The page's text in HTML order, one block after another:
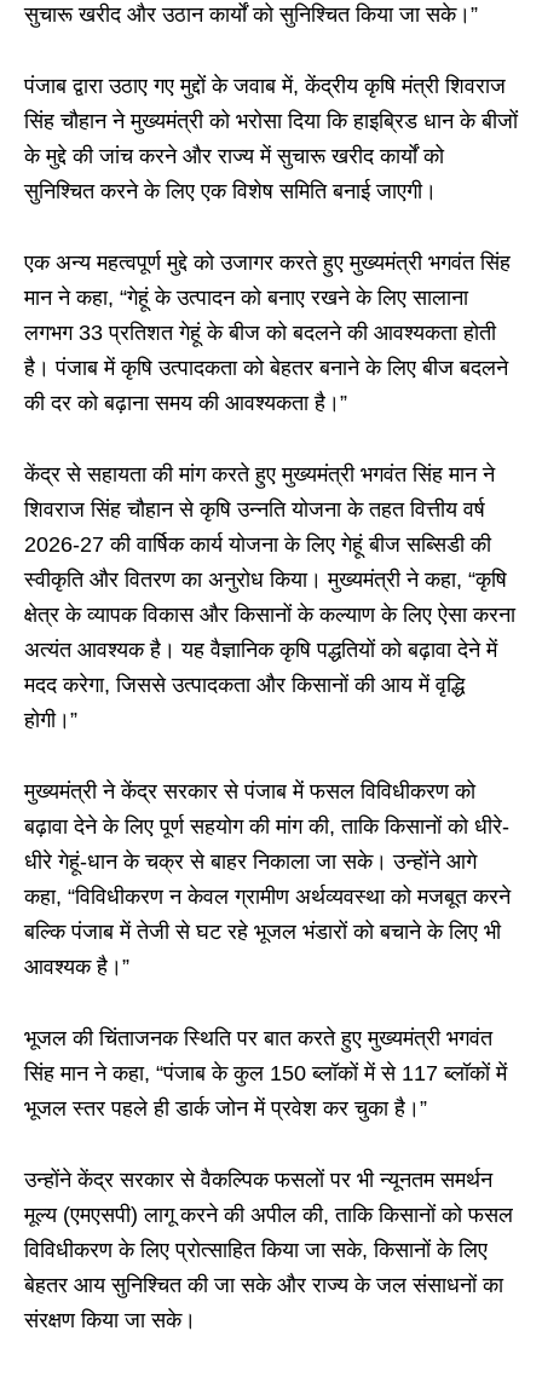
सुचारू खरीद और उठान कार्यों को सुनिश्चित किया जा सके।”
पंजाब द्वारा उठाए गए मुद्दों के जवाब में, केंद्रीय कृषि मंत्री शिवराज
सिंह चौहान ने मुख्यमंत्री को भरोसा दिया कि हाइब्रिड धान के बीजों
के मुद्दे की जांच करने और राज्य में सुचारू खरीद कार्यों को
सुनिश्चित करने के लिए एक विशेष समिति बनाई जाएगी।
एक अन्य महत्वपूर्ण मुद्दे को उजागर करते हुए मुख्यमंत्री भगवंत सिंह
मान ने कहा, “गेहूं के उत्पादन को बनाए रखने के लिए सालाना
लगभग 33 प्रतिशत गेहूं के बीज को बदलने की आवश्यकता होती
है। पंजाब में कृषि उत्पादकता को बेहतर बनाने के लिए बीज बदलने
की दर को बढ़ाना समय की आवश्यकता है।”
केंद्र से सहायता की मांग करते हुए मुख्यमंत्री भगवंत सिंह मान ने
शिवराज सिंह चौहान से कृषि उन्नति योजना के तहत वित्तीय वर्ष
2026-27 की वार्षिक कार्य योजना के लिए गेहूं बीज सब्सिडी की
स्वीकृति और वितरण का अनुरोध किया। मुख्यमंत्री ने कहा, “कृषि
क्षेत्र के व्यापक विकास और किसानों के कल्याण के लिए ऐसा करना
अत्यंत आवश्यक है। यह वैज्ञानिक कृषि पद्धतियों को बढ़ावा देने में
मदद करेगा, जिससे उत्पादकता और किसानों की आय में वृद्धि
होगी।”
मुख्यमंत्री ने केंद्र सरकार से पंजाब में फसल विविधीकरण को
बढ़ावा देने के लिए पूर्ण सहयोग की मांग की, ताकि किसानों को धीरे-
धीरे गेहूं-धान के चक्र से बाहर निकाला जा सके। उन्होंने आगे
कहा, “विविधीकरण न केवल ग्रामीण अर्थव्यवस्था को मजबूत करने
बल्कि पंजाब में तेजी से घट रहे भूजल भंडारों को बचाने के लिए भी
आवश्यक है।”
भूजल की चिंताजनक स्थिति पर बात करते हुए मुख्यमंत्री भगवंत
सिंह मान ने कहा, “पंजाब के कुल 150 ब्लॉकों में से 117 ब्लॉकों में
भूजल स्तर पहले ही डार्क जोन में प्रवेश कर चुका है।”
उन्होंने केंद्र सरकार से वैकल्पिक फसलों पर भी न्यूनतम समर्थन
मूल्य (एमएसपी) लागू करने की अपील की, ताकि किसानों को फसल
विविधीकरण के लिए प्रोत्साहित किया जा सके, किसानों के लिए
बेहतर आय सुनिश्चित की जा सके और राज्य के जल संसाधनों का
संरक्षण किया जा सके।